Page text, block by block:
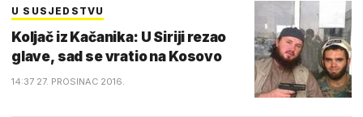
U SUSJEDSTVU
Koljač iz Kačanika: U Siriji rezao
glave, sad se vratio na Kosovo
14:37 27. PROSINAC 2016.